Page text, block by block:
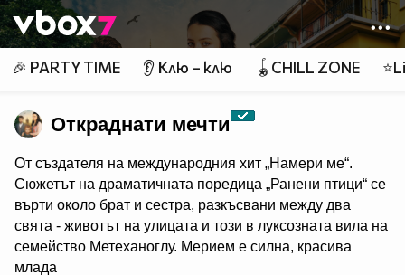
Member of
👾
🎉 PARTY TIME 👂 Клю – клю 🪀CHILL ZONE
Откраднати мечти
От създателя на международния хит „Намери ме“.
Сюжетът на драматичната поредица „Ранени птици“ се
върти около брат и сестра, разкъсвани между два
свята - животът на улицата и този в луксозната вила на
семейство Метеханоглу. Мерием е силна, красива
млада